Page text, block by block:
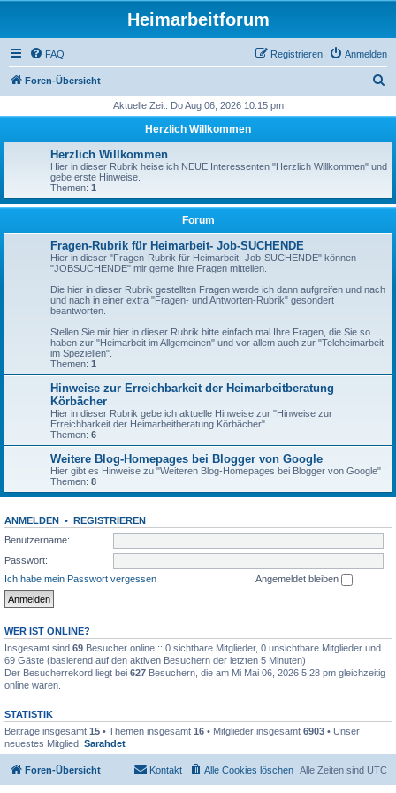
Heimarbeitforum
FAQ Anmelden
Registrieren
Foren-Übersicht
h
e
Aktuelle Zeit: Do Aug 06, 2026 10:15 pm
Herzlich Willkommen
Herzlich Willkommen
Hier in dieser Rubrik heise ich NEUE Interessenten "Herzlich Willkommen" und
gebe erste Hinweise.
Themen: 1
Forum
Fragen-Rubrik für Heimarbeit- Job-SUCHENDE
Hier in dieser "Fragen-Rubrik für Heimarbeit- Job-SUCHENDE" können
"JOBSUCHENDE" mir gerne Ihre Fragen mitteilen.
Die hier in dieser Rubrik gestellten Fragen werde ich dann aufgreifen und nach
und nach in einer extra "Fragen- und Antworten-Rubrik" gesondert
beantworten.
Stellen Sie mir hier in dieser Rubrik bitte einfach mal Ihre Fragen, die Sie so
haben zur "Heimarbeit im Allgemeinen" und vor allem auch zur "Teleheimarbeit
im Speziellen".
Themen: 1
Hinweise zur Erreichbarkeit der Heimarbeitberatung
Körbächer
Hier in dieser Rubrik gebe ich aktuelle Hinweise zur "Hinweise zur
Erreichbarkeit der Heimarbeitberatung Körbächer"
Themen: 6
Weitere Blog-Homepages bei Blogger von Google
Hier gibt es Hinweise zu "Weiteren Blog-Homepages bei Blogger von Google" !
Themen: 8
ANMELDEN • REGISTRIEREN
Benutzername:
Passwort:
Ich habe mein Passwort vergessen
Angemeldet bleiben
WER IST ONLINE?
Insgesamt sind 69 Besucher online :: 0 sichtbare Mitglieder, 0 unsichtbare Mitglieder und
69 Gäste (basierend auf den aktiven Besuchern der letzten 5 Minuten)
Der Besucherrekord liegt bei 627 Besuchern, die am Mi Mai 06, 2026 5:28 pm gleichzeitig
online waren.
STATISTIK
Beiträge insgesamt 15 • Themen insgesamt 16 • Mitglieder insgesamt 6903 • Unser
neuestes Mitglied: Sarahdet
Foren-Übersicht Alle Zeiten sind UTC
Alle Cookies löschen
Kontakt